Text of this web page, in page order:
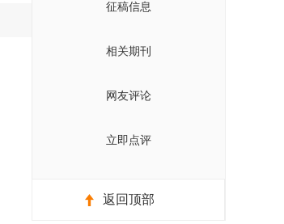
征稿信息
相关期刊
网友评论
立即点评
返回顶部